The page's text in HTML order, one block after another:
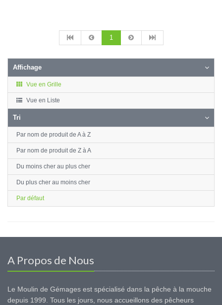
1
Affichage
Vue en Grille
Vue en Liste
Tri
Par nom de produit de A à Z
Par nom de produit de Z à A
Du moins cher au plus cher
Du plus cher au moins cher
Par défaut
A Propos de Nous
Le Moulin de Gémages est spécialisé dans la pêche à la mouche
depuis 1999. Tous les jours, nous accueillons des pêcheurs